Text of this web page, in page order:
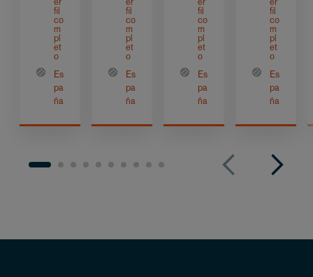
fil
co
m
pl
et
o
Es
pa
ña
fil
co
m
pl
et
o
Es
pa
ña
fil
co
m
pl
et
o
Es
pa
ña
fil
co
m
pl
et
o
Es
pa
ña